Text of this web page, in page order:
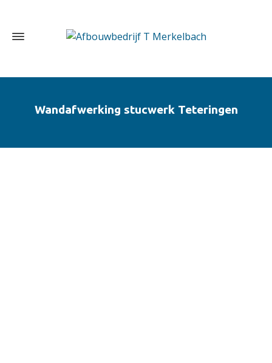
Wandafwerking stucwerk Teteringen